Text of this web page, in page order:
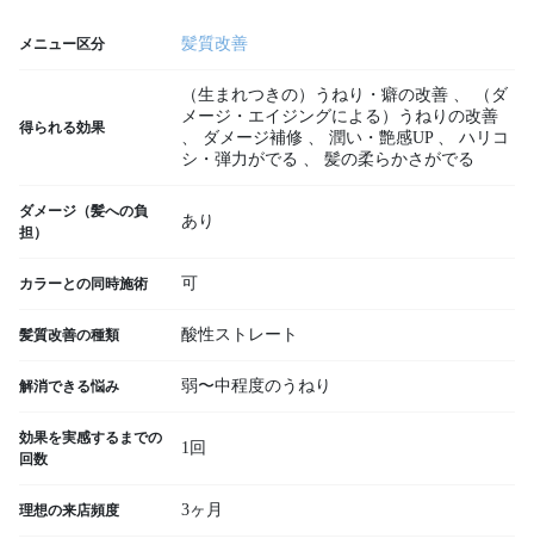
メニュー区分 髪質改善
得られる効果
（生まれつきの）うねり・癖の改善 、
（ダ
メージ・エイジングによる）うねりの改善
、
ダメージ補修 、 潤い・艶感UP 、
ハリコ
シ・弾力がでる 、 髪の柔らかさがでる
ダメージ（髪への負
担）
あり
カラーとの同時施術 可
髪質改善の種類 酸性ストレート
解消できる悩み 弱〜中程度のうねり
効果を実感するまでの
回数
1回
理想の来店頻度 3ヶ月